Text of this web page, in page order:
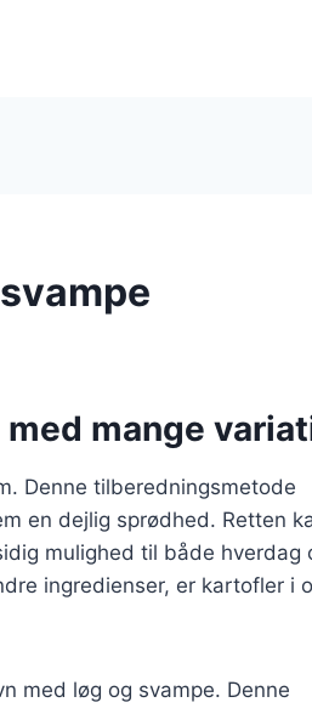
mange
Denne tilberedningsmetode
en dejlig sprødhed. Retten
mulighed til både hverdag
ingredienser, er kartofler i
med løg og svampe. Denne